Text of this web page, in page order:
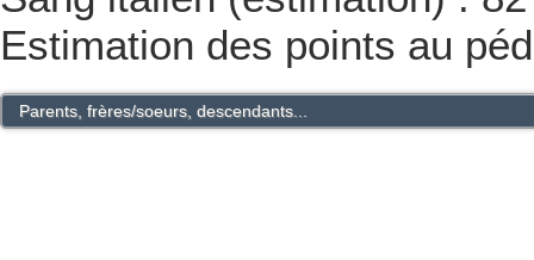
Estimation des points au
Parents, frères/soeurs, descendants...